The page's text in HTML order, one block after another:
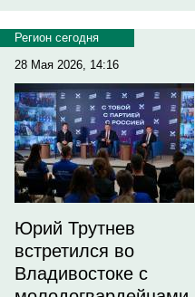
Регион сегодня
28 Мая 2026, 14:16
Юрий Трутнев
встретился во
Владивостоке с